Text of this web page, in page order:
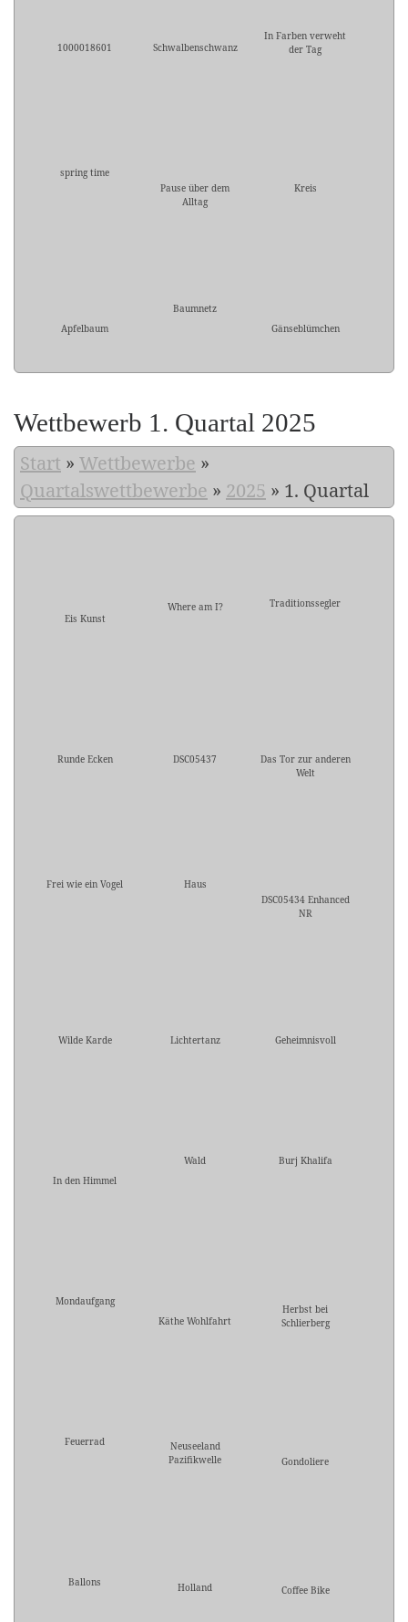
1000018601 Schwalbenschwanz
In Farben verweht
der Tag
spring time
Pause über dem
Alltag
Kreis
Apfelbaum
Baumnetz
Gänseblümchen
Wettbewerb 1. Quartal 2025
Start » Wettbewerbe »
Quartalswettbewerbe » 2025 » 1. Quartal
Eis Kunst
Where am I? Traditionssegler
Runde Ecken DSC05437
Das Tor zur anderen
Welt
Frei wie ein Vogel
Haus
DSC05434 Enhanced
NR
Wilde Karde Lichtertanz Geheimnisvoll
In den Himmel
Wald Burj Khalifa
Mondaufgang
Käthe Wohlfahrt
Herbst bei
Schlierberg
Feuerrad
Neuseeland
Pazifikwelle
Gondoliere
Ballons Holland Coffee Bike